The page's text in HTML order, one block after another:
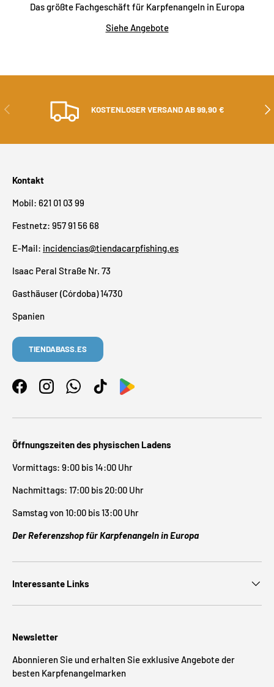
Das größte Fachgeschäft für Karpfenangeln in Europa
Siehe Angebote
ZURÜCK KOSTENLOSER VERSAND AB 99,90 €
Kontakt
Mobil: 621 01 03 99
Festnetz: 957 91 56 68
E-Mail: incidencias@tiendacarpfishing.es
Isaac Peral Straße Nr. 73
Gasthäuser (Córdoba) 14730
Spanien
TIENDABASS.ES
FacebookInstagramWhatsAppTikTok
Öffnungszeiten des physischen Ladens
Vormittags: 9:00 bis 14:00 Uhr
Nachmittags: 17:00 bis 20:00 Uhr
Samstag von 10:00 bis 13:00 Uhr
Der Referenzshop für Karpfenangeln in Europa
Interessante Links
Newsletter
Abonnieren Sie und erhalten Sie exklusive Angebote der
besten Karpfenangelmarken